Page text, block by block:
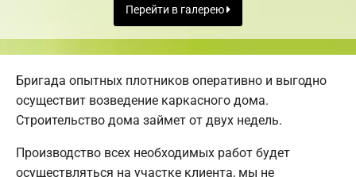
Перейти в галерею
Бригада опытных плотников оперативно и выгодно
осуществит возведение каркасного дома.
Строительство дома займет от двух недель.
Производство всех необходимых работ будет
осуществляться на участке клиента, мы не